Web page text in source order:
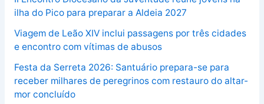
ilha do Pico para preparar a Aldeia 2027
Viagem de Leão XIV inclui passagens por três cidades
e encontro com vítimas de abusos
Festa da Serreta 2026: Santuário prepara-se para
receber milhares de peregrinos com restauro do altar-
mor concluído